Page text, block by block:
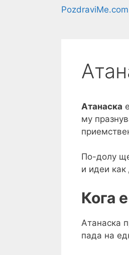
PozdraviMe.com
Атанаска
му
По-долу
и идеи как
Кога
Атанаска
пада на